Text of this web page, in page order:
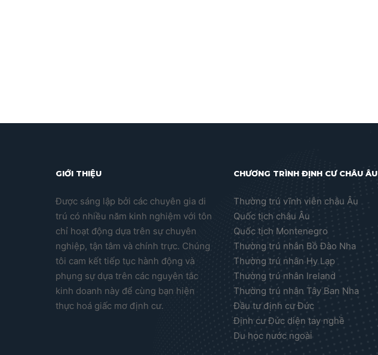
GIỚI THIỆU
Được sáng lập bởi các chuyên gia di
trú có nhiều năm kinh nghiệm với tôn
chỉ hoạt động dựa trên sự chuyên
nghiệp, tận tâm và chính trực. Chúng
tôi cam kết tiếp tục hành động và
phụng sự dựa trên các nguyên tắc
kinh doanh này để cùng bạn hiện
thực hoá giấc mơ định cư.
CHƯƠNG TRÌNH ĐỊNH CƯ CHÂU ÂU
Thường trú vĩnh viễn châu Âu
Quốc tịch châu Âu
Quốc tịch Montenegro
Thường trú nhân Bồ Đào Nha
Thường trú nhân Hy Lạp
Thường trú nhân Ireland
Thường trú nhân Tây Ban Nha
Đầu tư định cư Đức
Định cư Đức diện tay nghề
Du học nước ngoài